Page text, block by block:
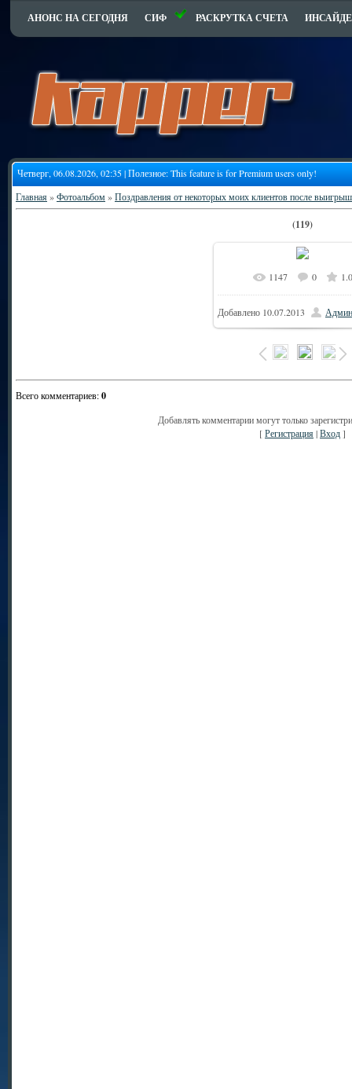
АНОНС НА СЕГОДНЯ СИФ РАСКРУТКА СЧЕТА
Четверг, 06.08.2026, 02:35 | Полезное:This feature is for Premium users only!
Главная»Фотоальбом»Поздравления от некоторых моих клиентов после
(119)
1147 0 1.0
Добавлено 10.07.2013
Всего комментариев:0
Добавлять комментарии могут только
[Регистрация|Вход]